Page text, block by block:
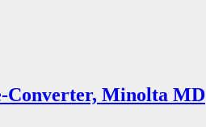
Converter, Minolta MD